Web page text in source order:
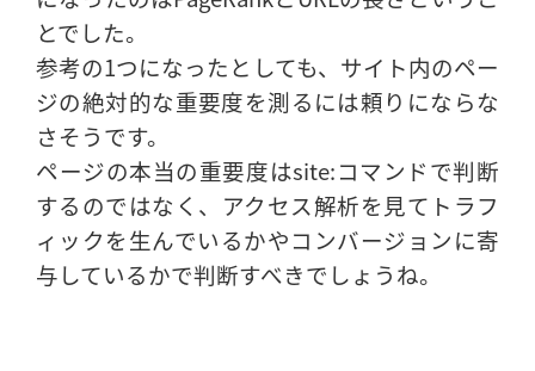
とでした。
参考の1つになったとしても、サイト内のペー
ジの絶対的な重要度を測るには頼りにならな
さそうです。
ページの本当の重要度はsite:コマンドで判断
するのではなく、アクセス解析を見てトラフ
ィックを生んでいるかやコンバージョンに寄
与しているかで判断すべきでしょうね。